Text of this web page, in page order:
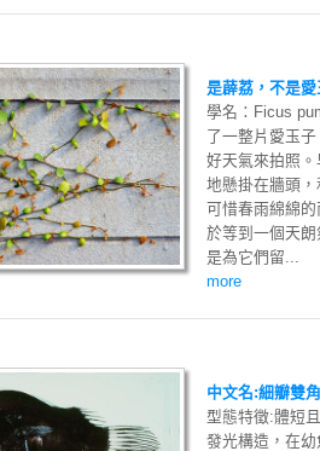
是薜荔，不是愛
學名：Ficus
了一整片愛玉
好天氣來拍照
地懸掛在牆頭
可惜春雨綿綿
於等到一個天
是為它們留...
more
中文名:細瓣雙
型態特徵:體短
發光構造，在